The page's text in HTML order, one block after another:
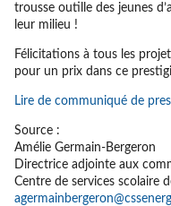
trousse outille des jeunes
leur milieu !
Félicitations à tous les
pour un prix dans ce
Lire de communiqué de
Source :
Amélie Germain-Bergeron
Directrice adjointe aux
Centre de services scolaire